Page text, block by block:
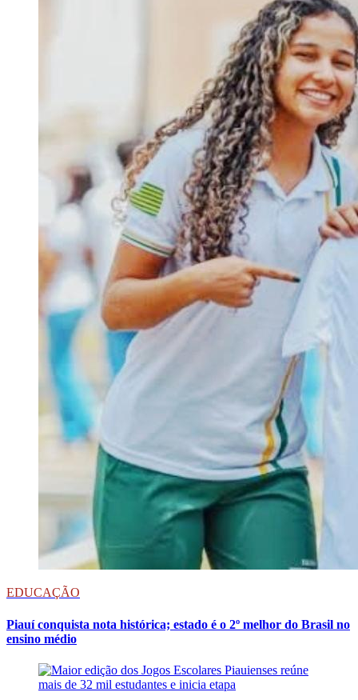
EDUCAÇÃO
Piauí conquista nota histórica; estado é o 2º melhor do Brasil no
ensino médio